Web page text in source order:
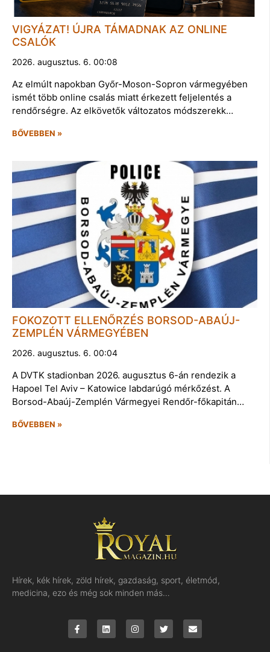
VIGYÁZAT! ÚJRA TÁMADNAK AZ ONLINE
CSALÓK
2026. augusztus. 6. 00:08
Az elmúlt napokban Győr-Moson-Sopron vármegyében
ismét több online csalás miatt érkezett feljelentés a
rendőrségre. Az elkövetők változatos módszerekk…
BŐVEBBEN »
FOKOZOTT ELLENŐRZÉS BORSOD-ABAÚJ-
ZEMPLÉN VÁRMEGYÉBEN
2026. augusztus. 6. 00:04
A DVTK stadionban 2026. augusztus 6-án rendezik a
Hapoel Tel Aviv – Katowice labdarúgó mérkőzést. A
Borsod-Abaúj-Zemplén Vármegyei Rendőr-főkapitán…
BŐVEBBEN »
Hírek, kék hírek, zöld hírek, gazdaság, sport, életmód,
medicina, ezo és még sok minden más…